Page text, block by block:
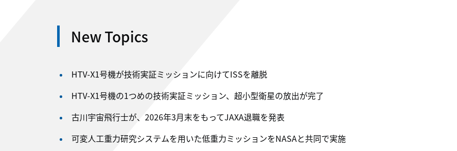
New Topics
HTV-X1号機が技術実証ミッションに向けてISSを離脱
HTV-X1号機の1つめの技術実証ミッション、超小型衛星の放出が完了
古川宇宙飛行士が、2026年3月末をもってJAXA退職を発表
可変人工重力研究システムを用いた低重力ミッションをNASAと共同で実施